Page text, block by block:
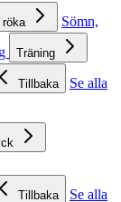
röka
Sömn,
Träning
Tillbaka
Se alla
Tillbaka
Se alla